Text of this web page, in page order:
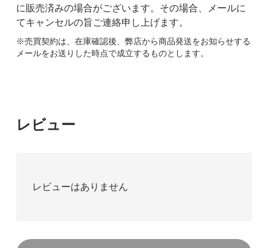
に販売済みの場合がございます。その場合、メールに
てキャンセルの旨ご連絡申し上げます。
※売買契約は、在庫確認後、弊店から商品発送をお知らせする
メールをお送りした時点で成立するものとします。
レビュー
レビューはありません